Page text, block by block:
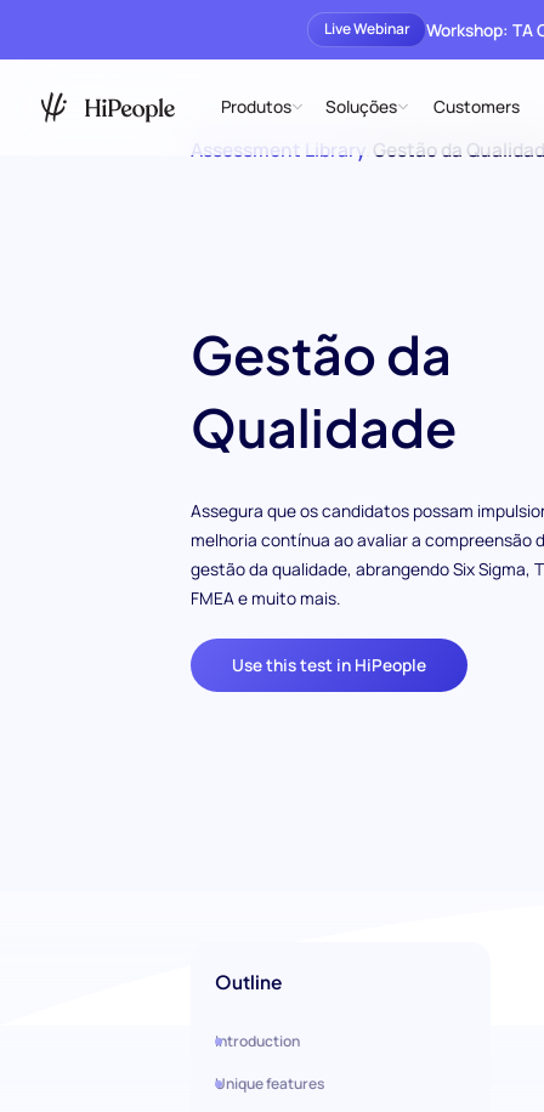
Live Webinar Workshop: TA
Produtos Soluções Customers
Assessment Library Gestão da
Gestão da
Qualidade
Assegura que os candidatos possam
melhoria contínua ao avaliar a compreensão
gestão da qualidade, abrangendo Six Sigma,
FMEA e muito mais.
Use this test in HiPeople
Outline
Introduction
Unique features